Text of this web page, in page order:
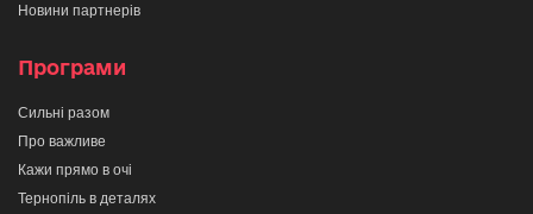
Новини партнерів
Програми
Сильні разом
Про важливе
Кажи прямо в очі
Тернопіль в деталях